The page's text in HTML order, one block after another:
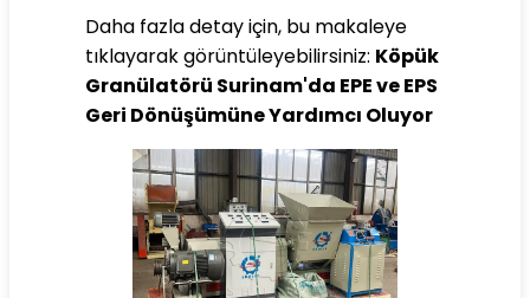
Daha fazla detay için, bu makaleye
tıklayarak görüntüleyebilirsiniz: Köpük
Granülatörü Surinam'da EPE ve EPS
Geri Dönüşümüne Yardımcı Oluyor